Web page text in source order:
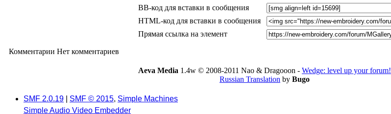
BB-код для вставки в сообщения
HTML-код для вставки в сообщения
Прямая ссылка на элемент
Комментарии Нет комментариев
Aeva Media 1.4w © 2008-2011 Nao & Dragooon - Wedge: level up your forum!
Russian Translation by Bugo
SMF 2.0.19 SMF © 2015, Simple Machines
Simple Audio Video Embedder